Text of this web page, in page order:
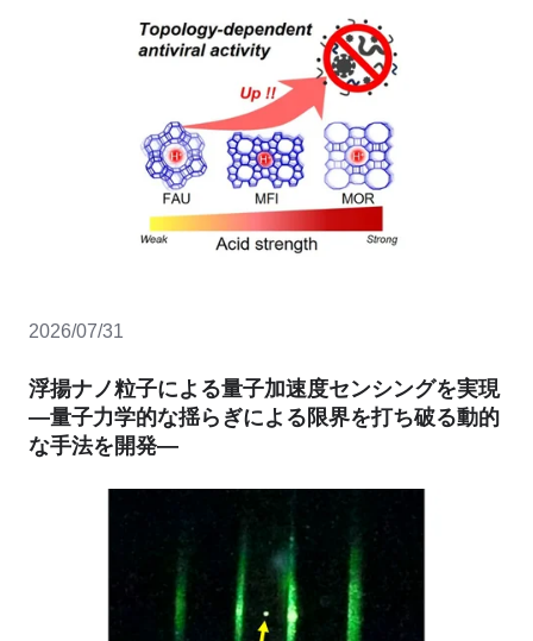
2026/07/31
浮揚ナノ粒子による量子加速度センシングを実現
―量子力学的な揺らぎによる限界を打ち破る動的
な手法を開発―